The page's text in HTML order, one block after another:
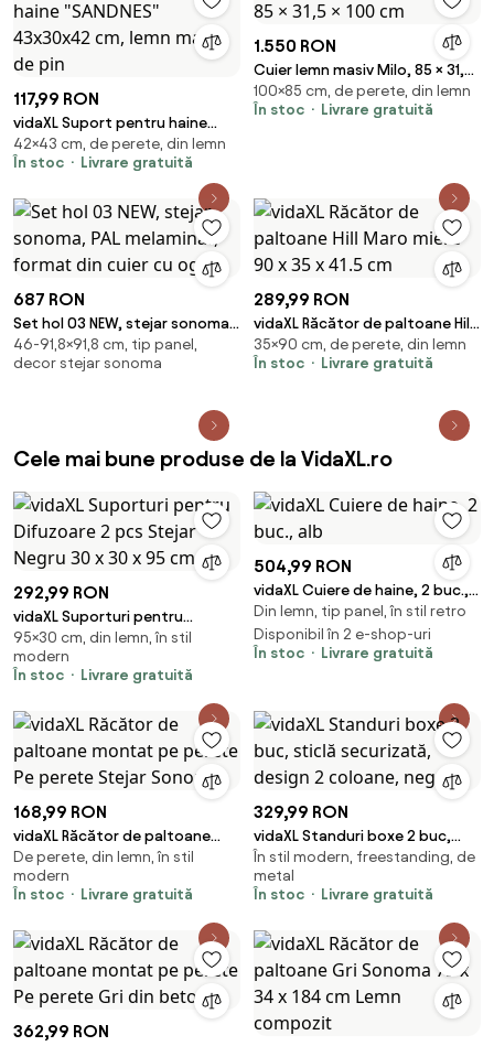
117,99 RON
vidaXL Suport pentru haine
"SANDNES" 43x30x42 cm, lemn
masiv de pin
42×43 cm, de perete, din lemn
În stoc
Livrare gratuită
1.550 RON
Cuier lemn masiv Milo, 85 × 31,5
× 100 cm
100×85 cm, de perete, din lemn
În stoc
Livrare gratuită
687 RON
Set hol 03 NEW, stejar sonoma,
PAL melaminat, format din cuier
cu ogli
46-91,8×91,8 cm, tip panel,
decor stejar sonoma
289,99 RON
vidaXL Răcător de paltoane Hill
Maro miere 90 x 35 x 41.5 cm
35×90 cm, de perete, din lemn
În stoc
Livrare gratuită
Cele mai bune produse de la VidaXL.ro
292,99 RON
vidaXL Suporturi pentru
Difuzoare 2 pcs Stejar Negru 30
x 30 x 95 cm
95×30 cm, din lemn, în stil
modern
În stoc
Livrare gratuită
504,99 RON
vidaXL Cuiere de haine, 2 buc.,
alb
Din lemn, tip panel, în stil retro
Disponibil în 2 e-shop-uri
În stoc
Livrare gratuită
168,99 RON
vidaXL Răcător de paltoane
montat pe perete Pe perete
Stejar Sonoma
De perete, din lemn, în stil
modern
În stoc
Livrare gratuită
329,99 RON
vidaXL Standuri boxe 2 buc,
sticlă securizată, design 2
coloane, negru
În stil modern, freestanding, de
metal
În stoc
Livrare gratuită
362,99 RON